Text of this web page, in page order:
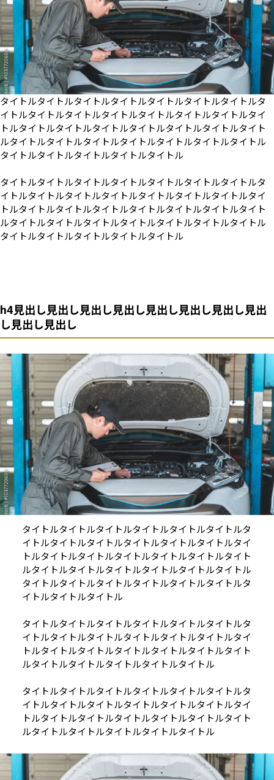
タイトルタイトルタイトルタイトルタイトルタイトルタイトルタ
イトルタイトルタイトルタイトルタイトルタイトルタイトルタイ
トルタイトルタイトルタイトルタイトルタイトルタイトルタイト
ルタイトルタイトルタイトルタイトルタイトルタイトルタイトル
タイトルタイトルタイトルタイトルタイトル
タイトルタイトルタイトルタイトルタイトルタイトルタイトルタ
イトルタイトルタイトルタイトルタイトルタイトルタイトルタイ
トルタイトルタイトルタイトルタイトルタイトルタイトルタイト
ルタイトルタイトルタイトルタイトルタイトルタイトルタイトル
タイトルタイトルタイトルタイトルタイトル
h4見出し見出し見出し見出し見出し見出し見出し見出
し見出し見出し
タイトルタイトルタイトルタイトルタイトルタイトルタ
イトルタイトルタイトルタイトルタイトルタイトルタイ
トルタイトルタイトルタイトルタイトルタイトルタイト
ルタイトルタイトルタイトルタイトルタイトルタイトル
タイトルタイトルタイトルタイトルタイトルタイトルタ
イトルタイトルタイトル
タイトルタイトルタイトルタイトルタイトルタイトルタ
イトルタイトルタイトルタイトルタイトルタイトルタイ
トルタイトルタイトルタイトルタイトルタイトルタイト
ルタイトルタイトルタイトルタイトルタイトル
タイトルタイトルタイトルタイトルタイトルタイトルタ
イトルタイトルタイトルタイトルタイトルタイトルタイ
トルタイトルタイトルタイトルタイトルタイトルタイト
ルタイトルタイトルタイトルタイトルタイトル